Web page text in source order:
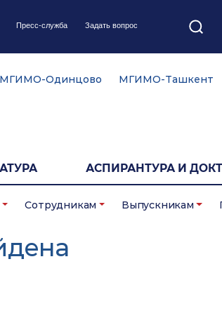
Пресс-служба Задать вопрос
МГИМО-Одинцово МГИМО-Ташкент
АСПИРАНТУРА И
Сотрудникам Выпускникам